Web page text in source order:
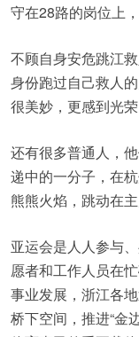
守在28路的岗位上
不顾自身安危跳江
身份跑过自己救人
很美妙，更感到光荣
还有很多普通人，
递中的一分子，在
熊熊火焰，跳动在
亚运会是人人参与
愿者和工作人员在
事业发展，浙江各
桥下空间，推进“金